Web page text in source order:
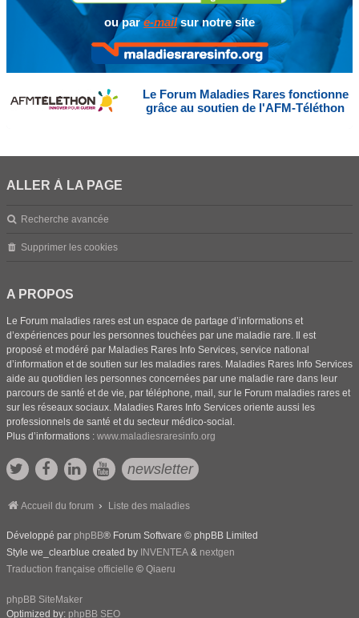
ou pare-mailsur notre site
Le Forum Maladies Rares fonctionne
grâce au soutien de l'AFM-Téléthon
ALLER À LA PAGE
Recherche avancée
Supprimer les cookies
A PROPOS
Le Forum maladies rares est un espace de partage d’informations et
d’expériences pour les personnes touchées par une maladie rare. Il est
proposé et modéré par Maladies Rares Info Services, service national
d’information et de soutien sur les maladies rares. Maladies Rares Info Services
aide au quotidien les personnes concernées par une maladie rare dans leur
parcours de santé et de vie, par téléphone, mail, sur le Forum maladies rares et
sur les réseaux sociaux. Maladies Rares Info Services oriente aussi les
professionnels de santé et du secteur médico-social.
Plus d’informations : www.maladiesraresinfo.org
newsletter
Accueil du forum Liste des maladies
Développé par phpBB® Forum Software © phpBB Limited
Style we_clearblue created by INVENTEA & nextgen
Traduction française officielle © Qiaeru
phpBB SiteMaker
Optimized by: phpBB SEO